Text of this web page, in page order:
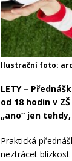
Ilustrační foto:
LETY –
od 18 hodin v
„ano“ jen
Praktická
neztrácet